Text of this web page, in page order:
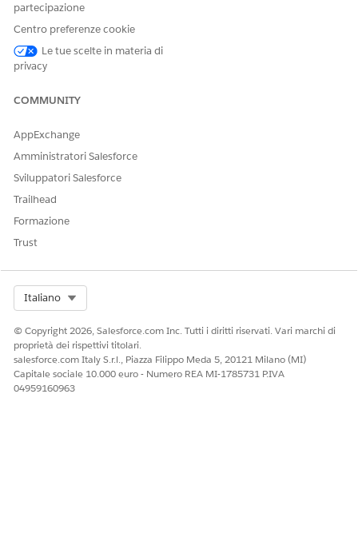
partecipazione
Centro preferenze cookie
Le tue scelte in materia di
privacy
COMMUNITY
AppExchange
Amministratori Salesforce
Sviluppatori Salesforce
Trailhead
Formazione
Trust
Italiano
© Copyright 2026, Salesforce.com Inc. Tutti i diritti riservati. Vari marchi di
proprietà dei rispettivi titolari.
salesforce.com Italy S.r.l., Piazza Filippo Meda 5, 20121 Milano (MI)
Capitale sociale 10.000 euro - Numero REA MI-1785731 P.IVA
04959160963